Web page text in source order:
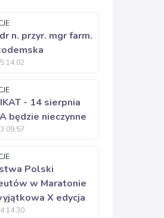
n. przyr. mgr farm.
14:02
- 14 sierpnia
będzie nieczynne
09:57
Polski
w Maratonie
X edycja
14:30